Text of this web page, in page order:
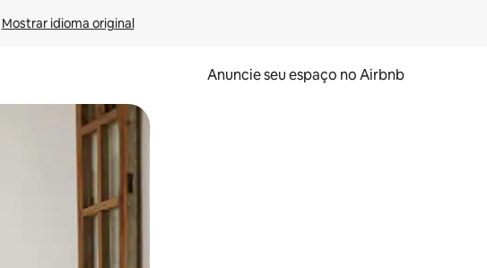
Mostrar idioma original
Anuncie seu espaço no Airbnb